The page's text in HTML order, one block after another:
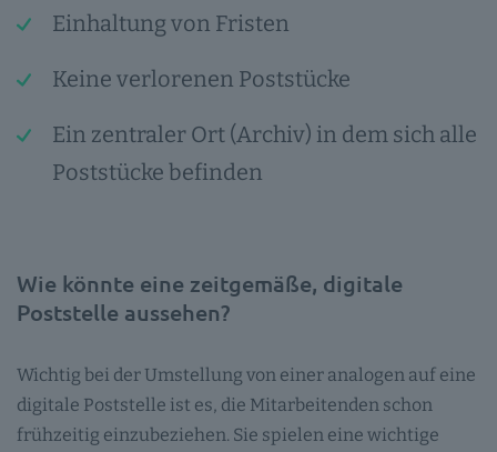
Einhaltung von Fristen
Keine verlorenen Poststücke
Ein zentraler Ort (Archiv) in dem sich alle
Poststücke befinden
Wie könnte eine zeitgemäße, digitale
Poststelle aussehen?
Wichtig bei der Umstellung von einer analogen auf eine
digitale Poststelle ist es, die Mitarbeitenden schon
frühzeitig einzubeziehen. Sie spielen eine wichtige